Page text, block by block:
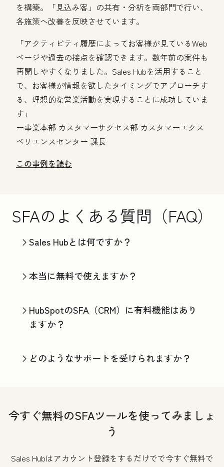
を構築。「見込み客」の共有・分析を両部門で行い、
各施策へ改善を反映させています。
「アクティビティ履歴によってお客様が見ているWeb
ページや過去の接点を確認できます。数年前の案件も
再開しやすくなりました。Sales Hubを活用すること
で、お客様が情報を欲したタイミングでアプローチす
る、理想的な営業活動を実現することに成功していま
す」
ー事業本部 カスタマーサクセス部 カスタマーエクス
ペリエンスセンター 課長
この事例を読む
SFAのよくある質問（FAQ）
Sales Hubとは何ですか？
本当に無料で使えますか？
HubSpotのSFA（CRM）に有料機能はあり
ますか？
どのようなサポートを受けられますか？
今すぐ無料のSFAツールを使ってみましょ
う
Sales Hubはアカウント登録をするだけでで今すぐ無料で